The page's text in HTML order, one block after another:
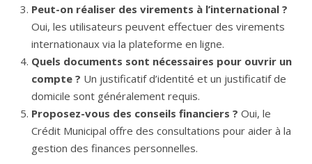
Peut-on réaliser des virements à l’international ?
Oui, les utilisateurs peuvent effectuer des virements
internationaux via la plateforme en ligne.
Quels documents sont nécessaires pour ouvrir un
compte ? Un justificatif d’identité et un justificatif de
domicile sont généralement requis.
Proposez-vous des conseils financiers ? Oui, le
Crédit Municipal offre des consultations pour aider à la
gestion des finances personnelles.